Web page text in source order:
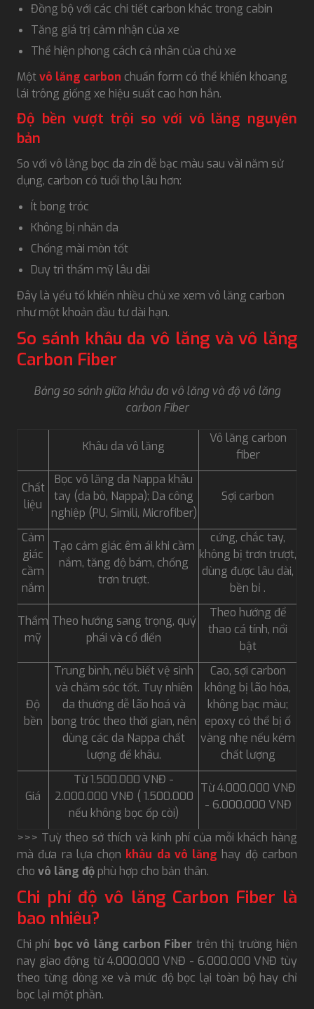
Đồng bộ với các chi tiết carbon khác trong cabin
Tăng giá trị cảm nhận của xe
Thể hiện phong cách cá nhân của chủ xe
Mộtvô lăng carbon chuẩn form có thể khiến khoang
lái trông giống xe hiệu suất cao hơn hẳn.
Độ bền vượt trội so với vô lăng nguyên
bản
So với vô lăng bọc da zin dễ bạc màu sau vài năm sử
dụng, carbon có tuổi thọ lâu hơn:
Ít bong tróc
Không bị nhăn da
Chống mài mòn tốt
Duy trì thẩm mỹ lâu dài
Đây là yếu tố khiến nhiều chủ xe xem vô lăng carbon
như một khoản đầu tư dài hạn.
So sánh khâu da vô lăng và vô lăng
Carbon Fiber
Bảng so sánh giữa khâu da vô lăng và độ vô lăng
carbon Fiber
Khâu da vô lăng
Vô lăng carbon
fiber
Chất
liệu
Bọc vô lăng da Nappa khâu
tay​ (da bò, Nappa); Da công
nghiệp (PU, Simili, Microfiber)
Sợi carbon
Cảm
giác
cầm
nắm
Tạo cảm giác êm ái khi cầm
nắm, tăng độ bám, chống
trơn trượt.
cứng, chắc tay,
không bị trơn trượt,
dùng được lâu dài,
bền bỉ .
Thẩm
mỹ
Theo hướng sang trọng, quý
phái và cổ điển
Theo hướng để
thao cá tính, nổi
bật
Độ
bền
Trung bình, nếu biết vệ sinh
và chăm sóc tốt. Tuy nhiên
da thường dễ lão hoá và
bong tróc theo thời gian, nên
dùng các da Nappa chất
lượng để khâu.
Cao, sợi carbon
không bị lão hóa,
không bạc màu;
epoxy có thể bị ố
vàng nhẹ nếu kém
chất lượng
Giá
Từ 1.500.000 VNĐ -
2.000.000 VNĐ ( 1.500.000
nếu không bọc ốp còi)
Từ 4.000.000 VNĐ
- 6.000.000 VNĐ
>>> Tuỳ theo sở thích và kinh phí của mỗi khách hàng
mà đưa ra lựa chọn khâu da vô lăng hay độ carbon
cho vô lăng độ phù hợp cho bản thân.
Chi phí độ vô lăng Carbon Fiber là
bao nhiêu?
Chi phí bọc vô lăng carbon Fiber trên thị trường hiện
nay giao động từ 4.000.000 VNĐ - 6.000.000 VNĐ tùy
theo từng dòng xe và mức độ bọc lại toàn bộ hay chỉ
bọc lại một phần.